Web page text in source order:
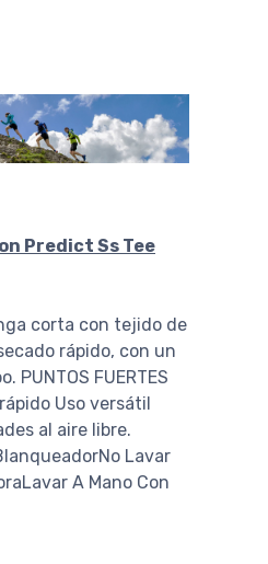
Predict Ss Tee
corta con tejido de
rápido, con un
PUNTOS FUERTES
Uso versátil
al aire libre.
Lavar
A Mano Con